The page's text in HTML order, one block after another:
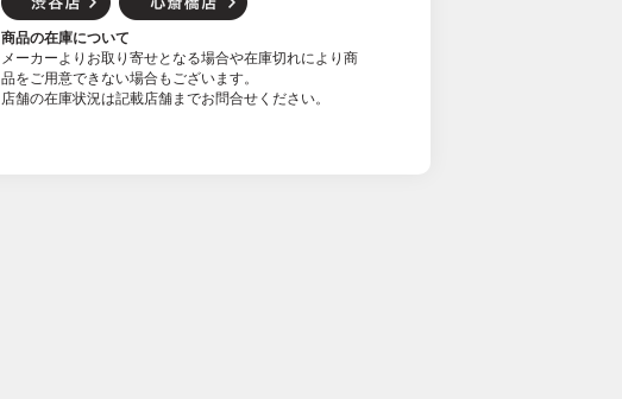
商品の在庫について
メーカーよりお取り寄せとなる場合や在庫切れにより商
品をご用意できない場合もございます。
店舗の在庫状況は記載店舗までお問合せください。